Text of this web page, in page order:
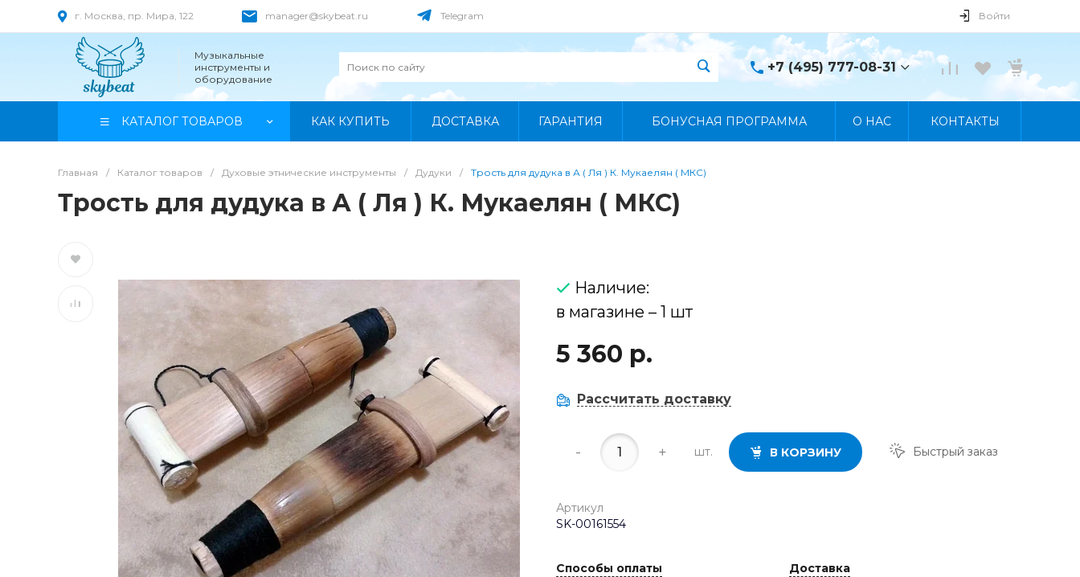
г. Москва, пр. Мира, 122 manager@skybeat.ru Telegram Войти
Музыкальные
инструменты и
оборудование
+7 (495) 777-08-31
+7 (495) 777-08-31
КАТАЛОГ ТОВАРОВ КАК КУПИТЬ ДОСТАВКА ГАРАНТИЯ БОНУСНАЯ ПРОГРАММА О НАС КОНТАКТЫ
Главная / Каталог товаров / Духовые этнические инструменты / Дудуки / Трость для дудука в А ( Ля ) К. Мукаелян ( МКС)
Трость для дудука в А ( Ля ) К. Мукаелян ( МКС)
Наличие:
в магазине – 1 шт
5 360 р.
Рассчитать доставку
- + шт. В КОРЗИНУ Быстрый заказ
Артикул
SK-00161554
Способы оплаты Доставка